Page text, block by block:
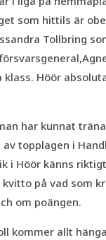
som hittils är
Tollbring
klass. Höör
har kunnat
topplagen i
i Höör känns
på vad som
om poängen.
kommer allt